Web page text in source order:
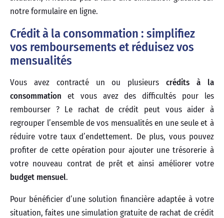
notre formulaire en ligne.
Crédit à la consommation : simplifiez
vos remboursements et réduisez vos
mensualités
Vous avez contracté un ou plusieurscrédits à la
consommation et vous avez des difficultés pour les
rembourser ? Le rachat de crédit peut vous aider à
regrouper l’ensemble de vos mensualités en une seule et à
réduire votre taux d’endettement. De plus, vous pouvez
profiter de cette opération pour ajouter une trésorerie à
votre nouveau contrat de prêt et ainsi améliorer votre
budget mensuel.
Pour bénéficier d’une solution financière adaptée à votre
situation, faites une simulation gratuite de rachat de crédit